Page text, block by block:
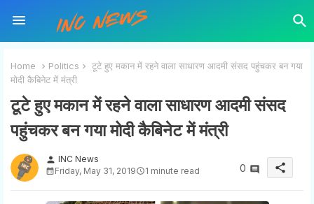
Home Politics
टूटे हुए मकान में रहने वाला साधारण आदमी संसद पहुंचकर बन गया
मोदी कैबिनेट में मंत्री
टूटे हुए मकान में रहने वाला साधारण आदमी संसद
पहुंचकर बन गया मोदी कैबिनेट में मंत्री
person INC News
Friday, May 31, 2019
1 minute read 0 share